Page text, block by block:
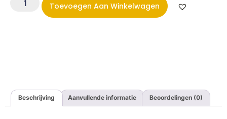
Toevoegen Aan Winkelwagen
Beschrijving Aanvullende informatie Beoordelingen (0)